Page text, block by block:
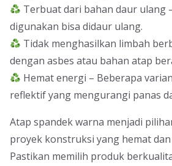
Terbuat dari bahan daur ulang
digunakan bisa didaur ulang.
Tidak menghasilkan limbah
dengan asbes atau bahan atap
Hemat energi – Beberapa
reflektif yang mengurangi panas
Atap spandek warna menjadi
proyek konstruksi yang hemat
Pastikan memilih produk